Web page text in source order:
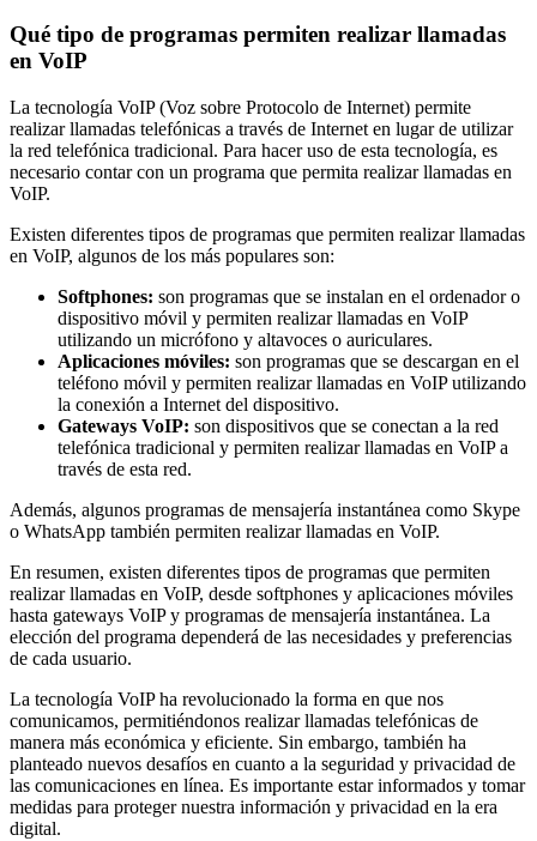
Qué tipo de programas permiten realizar llamadas
en VoIP
La tecnología VoIP (Voz sobre Protocolo de Internet) permite
realizar llamadas telefónicas a través de Internet en lugar de utilizar
la red telefónica tradicional. Para hacer uso de esta tecnología, es
necesario contar con un programa que permita realizar llamadas en
VoIP.
Existen diferentes tipos de programas que permiten realizar llamadas
en VoIP, algunos de los más populares son:
Softphones: son programas que se instalan en el ordenador o
dispositivo móvil y permiten realizar llamadas en VoIP
utilizando un micrófono y altavoces o auriculares.
Aplicaciones móviles: son programas que se descargan en el
teléfono móvil y permiten realizar llamadas en VoIP utilizando
la conexión a Internet del dispositivo.
Gateways VoIP: son dispositivos que se conectan a la red
telefónica tradicional y permiten realizar llamadas en VoIP a
través de esta red.
Además, algunos programas de mensajería instantánea como Skype
o WhatsApp también permiten realizar llamadas en VoIP.
En resumen, existen diferentes tipos de programas que permiten
realizar llamadas en VoIP, desde softphones y aplicaciones móviles
hasta gateways VoIP y programas de mensajería instantánea. La
elección del programa dependerá de las necesidades y preferencias
de cada usuario.
La tecnología VoIP ha revolucionado la forma en que nos
comunicamos, permitiéndonos realizar llamadas telefónicas de
manera más económica y eficiente. Sin embargo, también ha
planteado nuevos desafíos en cuanto a la seguridad y privacidad de
las comunicaciones en línea. Es importante estar informados y tomar
medidas para proteger nuestra información y privacidad en la era
digital.